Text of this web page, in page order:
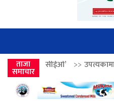
ताजा
समाचार
>>उपत्यकामा श्रृंखलाबद्ध सिक्री